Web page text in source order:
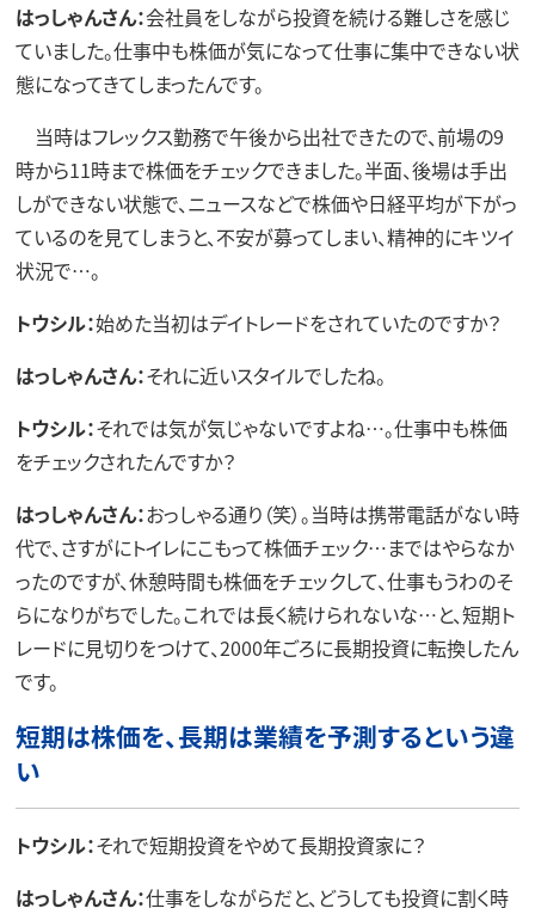
はっしゃんさん：会社員をしながら投資を続ける難しさを感じ
ていました。仕事中も株価が気になって仕事に集中できない状
態になってきてしまったんです。
当時はフレックス勤務で午後から出社できたので、前場の9
時から11時まで株価をチェックできました。半面、後場は手出
しができない状態で、ニュースなどで株価や日経平均が下がっ
ているのを見てしまうと、不安が募ってしまい、精神的にキツイ
状況で…。
トウシル：始めた当初はデイトレードをされていたのですか？
はっしゃんさん：それに近いスタイルでしたね。
トウシル：それでは気が気じゃないですよね…。仕事中も株価
をチェックされたんですか？
はっしゃんさん：おっしゃる通り（笑）。当時は携帯電話がない時
代で、さすがにトイレにこもって株価チェック…まではやらなか
ったのですが、休憩時間も株価をチェックして、仕事もうわのそ
らになりがちでした。これでは長く続けられないな…と、短期ト
レードに見切りをつけて、2000年ごろに長期投資に転換したん
です。
短期は株価を、長期は業績を予測するという違
い
トウシル：それで短期投資をやめて長期投資家に？
はっしゃんさん：仕事をしながらだと、どうしても投資に割く時